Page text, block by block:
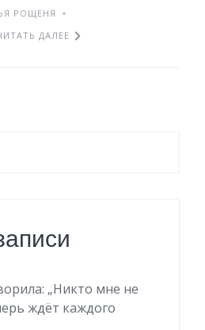
РОЩЕНЯ
ДАЛЕЕ
„Никто мне не
ждёт каждого